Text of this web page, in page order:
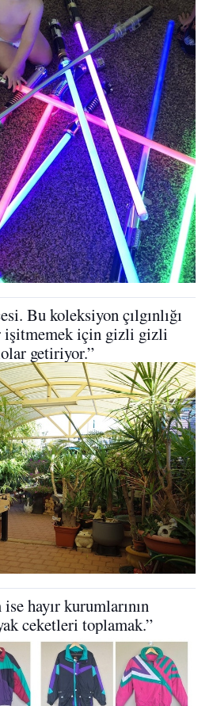
Bu koleksiyon çılgınlığı
işitmemek için gizli gizli
getiriyor.”
hayır kurumlarının
ceketleri toplamak.”